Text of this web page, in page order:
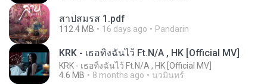
สาปสมรส 1.pdf
112.4 MB 16 days ago Pandarin
KRK - เธอทิ้งฉันไว้ Ft.N/A , HK [Official MV]
KRK - เธอทิ้งฉันไว้ Ft.N/A , HK [Official MV]
4.6 MB
8 months ago นวมินทร์